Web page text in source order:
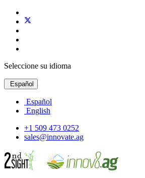
Seleccione su idioma
Español
Español
English
+1 509 473 0252
sales@innovate.ag